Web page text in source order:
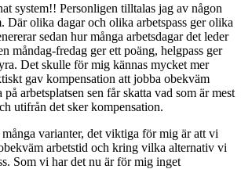
system!! Personligen tilltalas jag av någon
Där olika dagar och olika arbetspass ger olika
sedan hur många arbetsdagar det leder
måndag-fredag ger ett poäng, helgpass ger
Det skulle för mig kännas mycket mer
gav kompensation att jobba obekväm
arbetsplatsen sen får skatta vad som är mest
utifrån det sker kompensation.
varianter, det viktiga för mig är att vi
arbetstid och kring vilka alternativ vi
Som vi har det nu är för mig inget